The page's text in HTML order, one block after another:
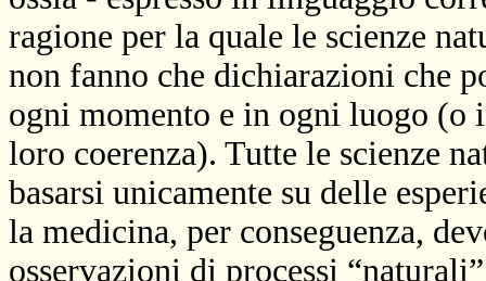
ragione per la quale le scienze
non fanno che dichiarazioni che
ogni momento e in ogni luogo (o
loro coerenza). Tutte le scienze
basarsi unicamente su delle
la medicina, per conseguenza,
osservazioni di processi